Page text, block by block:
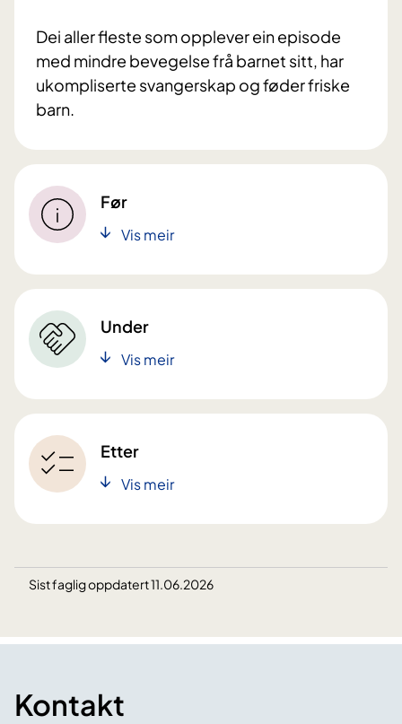
Dei aller fleste som opplever ein episode
med mindre bevegelse frå barnet sitt, har
ukompliserte svangerskap og føder friske
barn.
Før
Vis meir
Under
Vis meir
Etter
Vis meir
Sist faglig oppdatert 11.06.2026
Kontakt